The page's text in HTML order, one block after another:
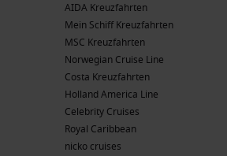
AIDA Kreuzfahrten
Mein Schiff Kreuzfahrten
MSC Kreuzfahrten
Norwegian Cruise Line
Costa Kreuzfahrten
Holland America Line
Celebrity Cruises
Royal Caribbean
nicko cruises